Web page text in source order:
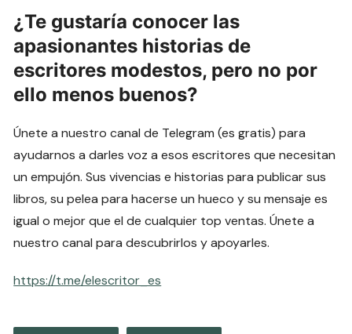
¿Te gustaría conocer las
apasionantes historias de
escritores modestos, pero no por
ello menos buenos?
Únete a nuestro canal de Telegram (es gratis) para
ayudarnos a darles voz a esos escritores que necesitan
un empujón. Sus vivencias e historias para publicar sus
libros, su pelea para hacerse un hueco y su mensaje es
igual o mejor que el de cualquier top ventas. Únete a
nuestro canal para descubrirlos y apoyarles.
https://t.me/elescritor_es